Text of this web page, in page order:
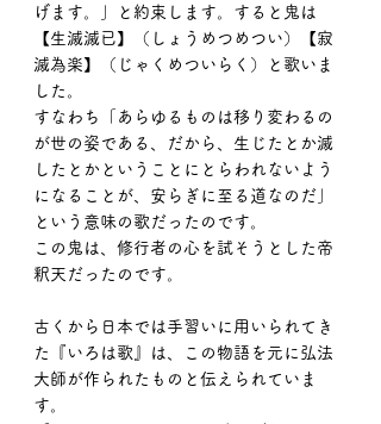
げます。」と約束します。すると鬼は
【生滅滅已】（しょうめつめつい）【寂
滅為楽】（じゃくめついらく）と歌いま
した。
すなわち「あらゆるものは移り変わるの
が世の姿である、だから、生じたとか滅
したとかということにとらわれないよう
になることが、安らぎに至る道なのだ」
という意味の歌だったのです。
この鬼は、修行者の心を試そうとした帝
釈天だったのです。
古くから日本では手習いに用いられてき
た『いろは歌』は、この物語を元に弘法
大師が作られたものと伝えられていま
す。